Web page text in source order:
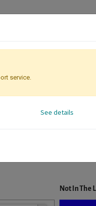
is selected it will auto-
Not In The
service.
See details